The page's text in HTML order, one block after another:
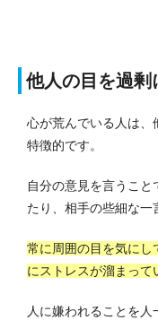
他人の目を過剰
心が荒んでいる人は、
特徴的です。
自分の意見を言うこと
たり、相手の些細な一
常に周囲の目を気にし
にストレスが溜まって
人に嫌われることを